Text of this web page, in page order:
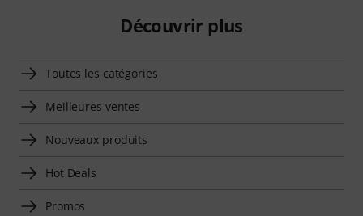
Découvrir plus
Toutes les catégories
Meilleures ventes
Nouveaux produits
Hot Deals
Promos